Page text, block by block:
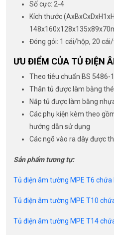
Số cực: 2-4
Kích thước
Đóng gói: 1 cái/hộp, 20
ƯU ĐIỂM CỦA TỦ ĐIỆN
Theo tiêu chuẩn BS 5486-1
Thân tủ được làm bằng
Nắp tủ được làm bằng
Các phụ kiện kèm theo
hướng dẫn sử dụng
Các ngõ vào ra dây được
Sản phẩm tương tự:
Tủ điện âm tường MPE T6 chứa
Tủ điện âm tường MPE T10
Tủ điện âm tường MPE T14